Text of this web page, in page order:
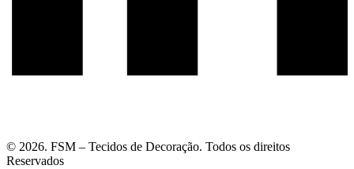
© 2026. FSM – Tecidos de Decoração. Todos os direitos
Reservados